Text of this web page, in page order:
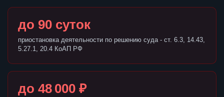
до 90 суток
приостановка деятельности по решению суда - ст. 6.3, 14.43,
5.27.1, 20.4 КоАП РФ
до 48 000 ₽